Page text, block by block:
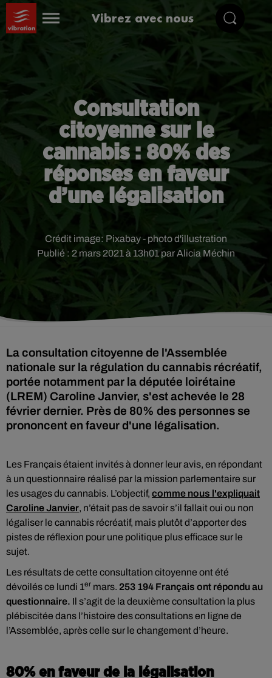
Vibrez avec nous
Consultation
citoyenne sur le
cannabis : 80% des
réponses en faveur
d’une légalisation
Publié : 2 mars 2021 à 13h01 par Alicia Méchin
Crédit image: Pixabay - photo d'illustration
La consultation citoyenne de l'Assemblée
nationale sur la régulation du cannabis récréatif,
portée notamment par la députée loirétaine
(LREM) Caroline Janvier, s'est achevée le 28
février dernier. Près de 80% des personnes se
prononcent en faveur d'une légalisation.
Les Français étaient invités à donner leur avis, en répondant
à un questionnaire réalisé par la mission parlementaire sur
les usages du cannabis. L’objectif, comme nous l'expliquait
Caroline Janvier, n’était pas de savoir s’il fallait oui ou non
légaliser le cannabis récréatif, mais plutôt d’apporter des
pistes de réflexion pour une politique plus efficace sur le
sujet.
Les résultats de cette consultation citoyenne ont été
dévoilés ce lundi 1er mars. 253 194 Français ont répondu au
questionnaire. Il s’agit de la deuxième consultation la plus
plébiscitée dans l’histoire des consultations en ligne de
l’Assemblée, après celle sur le changement d’heure.
80% en faveur de la légalisation